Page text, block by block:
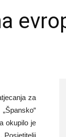
za
okupilo je
Posjetitelji